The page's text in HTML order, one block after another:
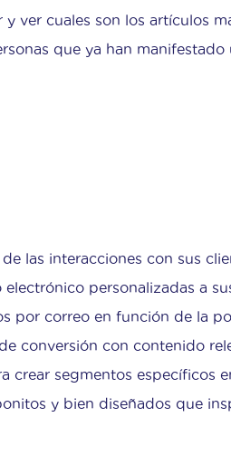
ver cuales son los artículos
que ya han manifestado
las interacciones con sus
personalizadas a
por correo en función de la
conversión con contenido
crear segmentos específicos
y bien diseñados que